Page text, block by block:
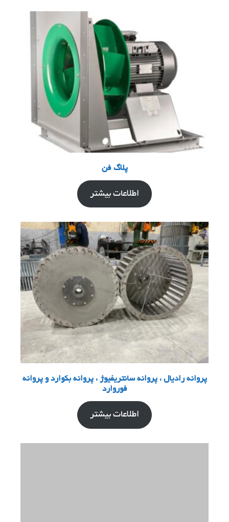
پلاگ فن
اطلاعات بیشتر
پروانه رادیال ، پروانه سانتریفیوژ ، پروانه بکوارد و پروانه
فوروارد
اطلاعات بیشتر